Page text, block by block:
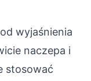
wyjaśnienia
naczepa i
stosować